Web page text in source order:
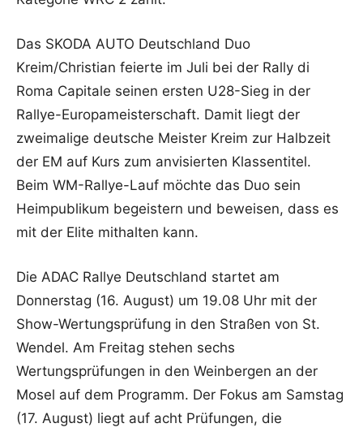
Das SKODA AUTO Deutschland Duo
Kreim/Christian feierte im Juli bei der Rally di
Roma Capitale seinen ersten U28-Sieg in der
Rallye-Europameisterschaft. Damit liegt der
zweimalige deutsche Meister Kreim zur Halbzeit
der EM auf Kurs zum anvisierten Klassentitel.
Beim WM-Rallye-Lauf möchte das Duo sein
Heimpublikum begeistern und beweisen, dass es
mit der Elite mithalten kann.
Die ADAC Rallye Deutschland startet am
Donnerstag (16. August) um 19.08 Uhr mit der
Show-Wertungsprüfung in den Straßen von St.
Wendel. Am Freitag stehen sechs
Wertungsprüfungen in den Weinbergen an der
Mosel auf dem Programm. Der Fokus am Samstag
(17. August) liegt auf acht Prüfungen, die